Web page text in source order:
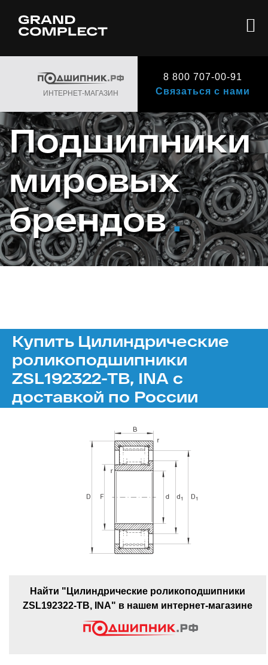
ИНТЕРНЕТ-МАГАЗИН
8 800 707-00-91
Связаться с нами
Подшипники
мировых
брендов.
Купить Цилиндрические
роликоподшипники
ZSL192322-TB, INA с
доставкой по России
Найти "Цилиндрические роликоподшипники
ZSL192322-TB, INA" в нашем интернет-магазине